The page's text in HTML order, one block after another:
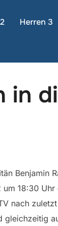
Herren 3
in
Benjamin
18:30
nach
gleichzeitig